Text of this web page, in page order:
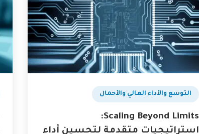
التوسع والأداء العالي والأحمال
Scaling Beyond Limits:
استراتيجيات متقدمة لتحسين أداء